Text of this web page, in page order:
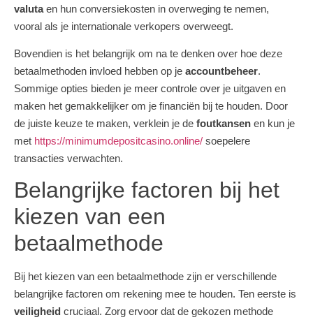
valutaen hun conversiekosten in overweging te nemen,
vooral als je internationale verkopers overweegt.
Bovendien is het belangrijk om na te denken over hoe deze
betaalmethoden invloed hebben op je accountbeheer.
Sommige opties bieden je meer controle over je uitgaven en
maken het gemakkelijker om je financiën bij te houden. Door
de juiste keuze te maken, verklein je de foutkansen en kun je
met https://minimumdepositcasino.online/ soepelere
transacties verwachten.
Belangrijke factoren bij het
kiezen van een
betaalmethode
Bij het kiezen van een betaalmethode zijn er verschillende
belangrijke factoren om rekening mee te houden. Ten eerste is
veiligheid cruciaal. Zorg ervoor dat de gekozen methode